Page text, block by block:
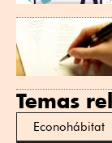
Temas
Econohábitat